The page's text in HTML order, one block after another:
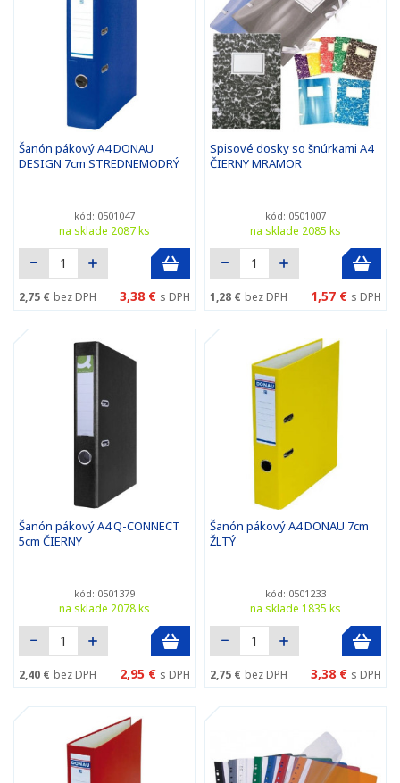
Šanón pákový A4 DONAU
DESIGN 7cm STREDNEMODRÝ
kód: 0501047
na sklade 2087 ks
2,75 € bez DPH 3,38 € s DPH
Spisové dosky so šnúrkami A4
ČIERNY MRAMOR
kód: 0501007
na sklade 2085 ks
1,28 € bez DPH 1,57 € s DPH
Šanón pákový A4 Q-CONNECT
5cm ČIERNY
kód: 0501379
na sklade 2078 ks
2,40 € bez DPH 2,95 € s DPH
Šanón pákový A4 DONAU 7cm
ŽLTÝ
kód: 0501233
na sklade 1835 ks
2,75 € bez DPH 3,38 € s DPH